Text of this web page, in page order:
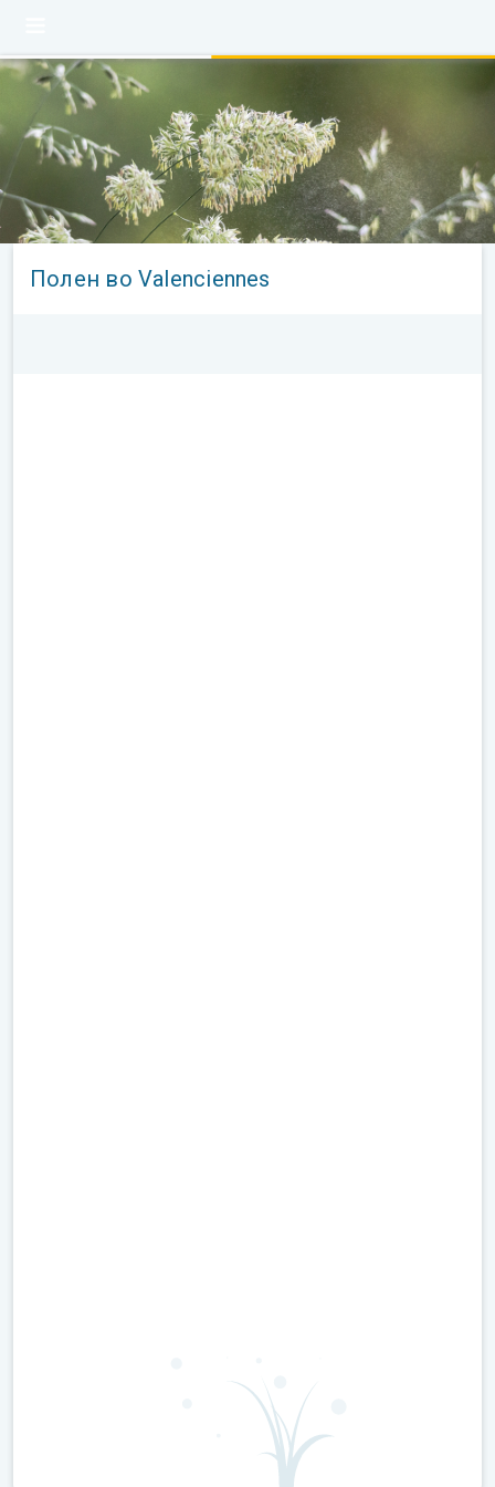
Полен во Valenciennes